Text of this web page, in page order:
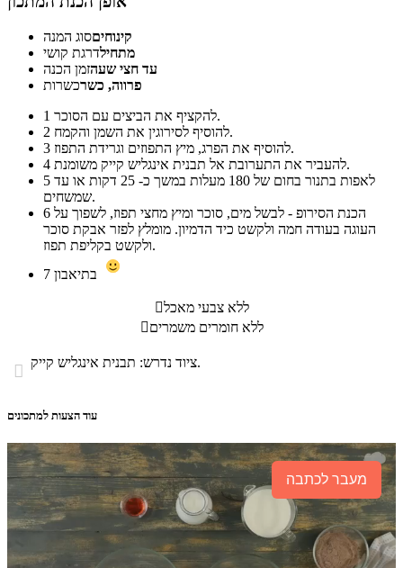
קינוחיםסוג המנה
מתחילדרגת קושי
עד חצי שעהזמן הכנה
פרווה, כשרכשרות
1
להקציף את הביצים עם הסוכר.
2
להוסיף לסירוגין את השמן והקמח.
3
להוסיף את הפרג, מיץ התפוזים וגרידת התפוז.
4
להעביר את התערובת אל תבנית אינגליש קייק משומנת.
5
שמשחים.
6
העוגה בעודה חמה ולקשט כיד הדמיון. מומלץ לפזר אבקת סוכר
ולקשט בקליפת תפוז.
7
ללא צבעי מאכל
ללא חומרים משמרים
 ציוד נדרש: תבנית אינגליש קייק.
עוד הצעות למתכונים
מעבר לכתבה